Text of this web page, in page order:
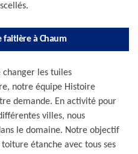
à Chaum
changer les tuiles
notre équipe Histoire
demande. En activité pour
villes, nous
le domaine. Notre objectif
étanche avec tous ses